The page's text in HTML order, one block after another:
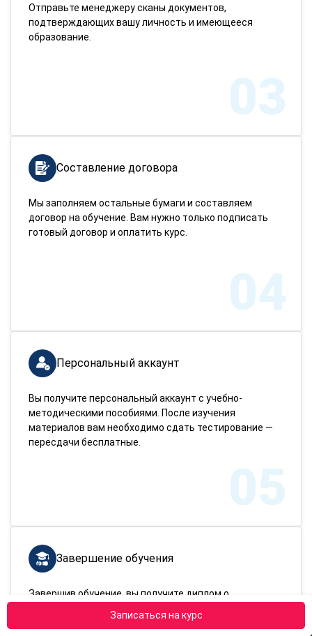
Записаться на курс
Отправьте менеджеру сканы документов,
подтверждающих вашу личность и имеющееся
образование.
03
Составление договора
Мы заполняем остальные бумаги и составляем
договор на обучение. Вам нужно только подписать
готовый договор и оплатить курс.
04
Персональный аккаунт
Вы получите персональный аккаунт с учебно-
методическими пособиями. После изучения
материалов вам необходимо сдать тестирование —
пересдачи бесплатные.
05
Завершение обучения
Завершив обучение, вы получите диплом о